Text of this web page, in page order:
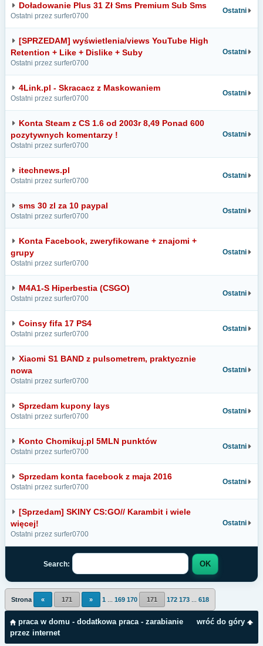
Doładowanie Plus 31 Zł Sms Premium Sub Sms
Ostatni przez surfer0700
Ostatni
[SPRZEDAM] wyświetlenia/views YouTube High
Retention + Like + Dislike + Suby
Ostatni przez surfer0700
Ostatni
4Link.pl - Skracacz z Maskowaniem
Ostatni przez surfer0700
Ostatni
Konta Steam z CS 1.6 od 2003r 8,49 Ponad 600
pozytywnych komentarzy !
Ostatni przez surfer0700
Ostatni
itechnews.pl
Ostatni przez surfer0700
Ostatni
sms 30 zl za 10 paypal
Ostatni przez surfer0700
Ostatni
Konta Facebook, zweryfikowane + znajomi +
grupy
Ostatni przez surfer0700
Ostatni
M4A1-S Hiperbestia (CSGO)
Ostatni przez surfer0700
Ostatni
Coinsy fifa 17 PS4
Ostatni przez surfer0700
Ostatni
Xiaomi S1 BAND z pulsometrem, praktycznie
nowa
Ostatni przez surfer0700
Ostatni
Sprzedam kupony lays
Ostatni przez surfer0700
Ostatni
Konto Chomikuj.pl 5MLN punktów
Ostatni przez surfer0700
Ostatni
Sprzedam konta facebook z maja 2016
Ostatni przez surfer0700
Ostatni
[Sprzedam] SKINY CS:GO// Karambit i wiele
więcej!
Ostatni przez surfer0700
Ostatni
Search:
Strona « 171 » 1 169 170 171 172 173 618
wróć do góry
praca w domu - dodatkowa praca - zarabianie
przez internet